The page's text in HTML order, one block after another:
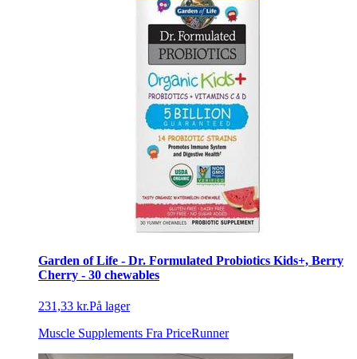
Garden of Life - Dr. Formulated Probiotics Kids+, Berry
Cherry - 30 chewables
231,33 kr.På lager
Muscle Supplements Fra PriceRunner